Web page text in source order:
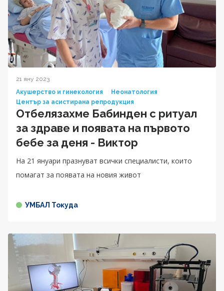
21 яну 2023
Акушерство и гинекология
Неонатология
Център за асистирана репродукция
Отбелязахме Бабинден с ритуал
за здраве и появата на първото
бебе за деня - Виктор
На 21 януари празнуват всички специалисти, които
помагат за появата на новия живот
УМБАЛ Токуда